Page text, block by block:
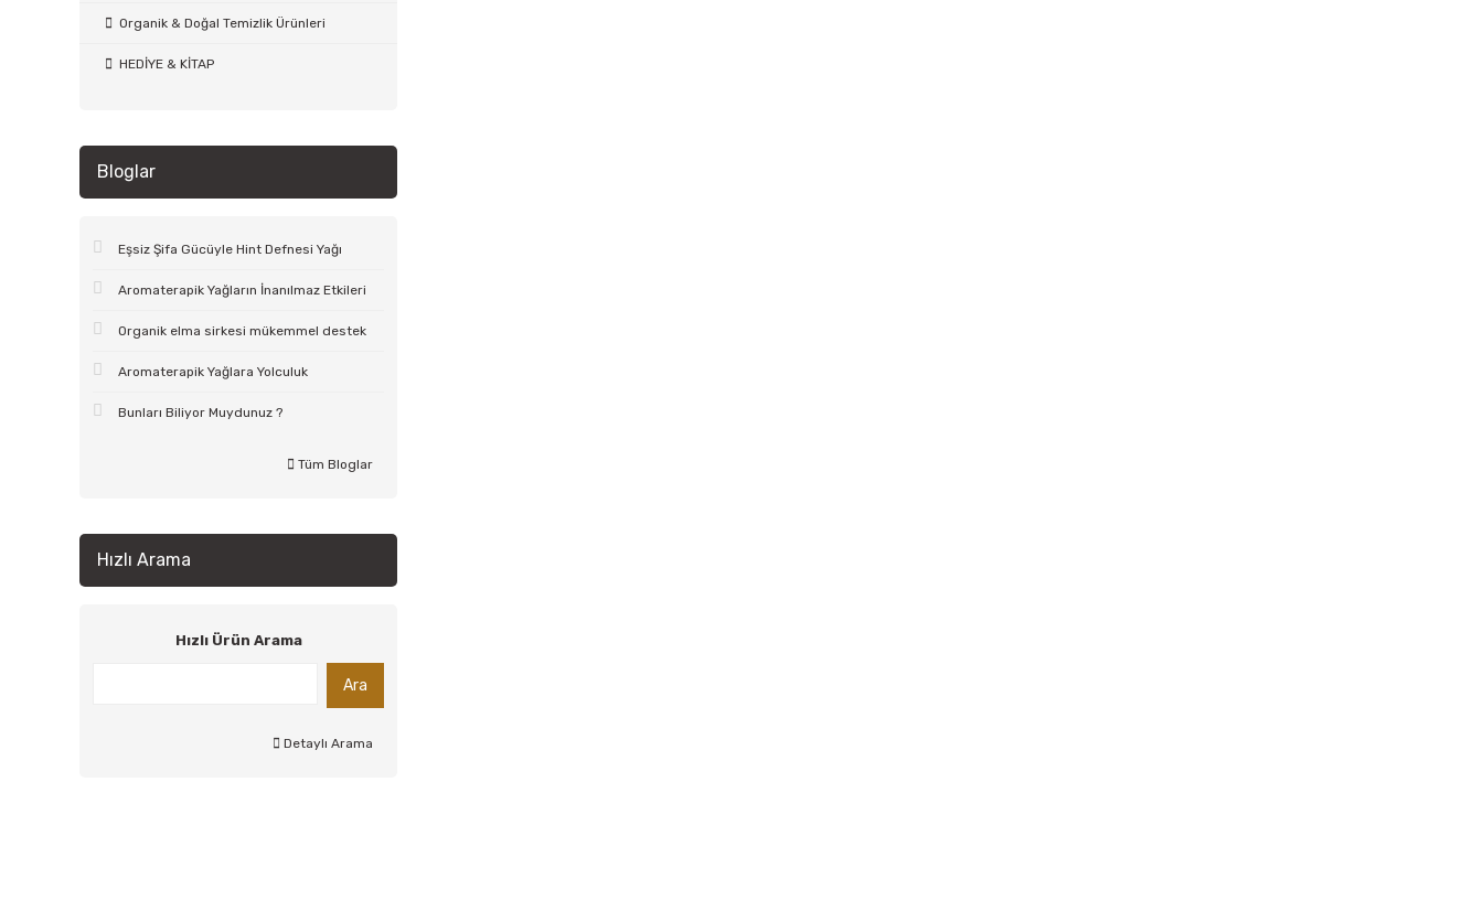
Organik & Doğal Temizlik Ürünleri
HEDİYE & KİTAP
Bloglar
Eşsiz Şifa Gücüyle Hint Defnesi Yağı
Aromaterapik Yağların İnanılmaz Etkileri
Organik elma sirkesi mükemmel destek
Aromaterapik Yağlara Yolculuk
Bunları Biliyor Muydunuz ?
Tüm Bloglar
Hızlı Arama
Hızlı Ürün Arama
Ara
Detaylı Arama